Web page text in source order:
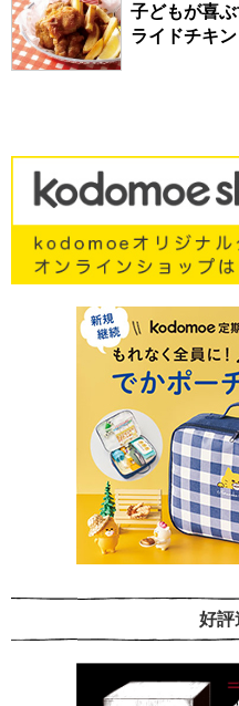
子どもが喜
ライドチキ
好評